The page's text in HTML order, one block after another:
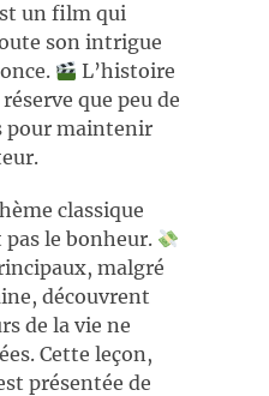
un film qui
son intrigue
L’histoire
que peu de
pour maintenir
classique
le bonheur.
malgré
découvrent
de la vie ne
Cette leçon,
présentée de